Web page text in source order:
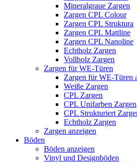
Mineralgraue Zargen
Zargen CPL Colour
Zargen CPL Struktura
Zargen CPL Mattline
Zargen CPL Nanoline
Echtholz Zargen
Vollholz Zargen
Zargen für WE-Türen
Zargen für WE-Türen
Weiße Zargen
CPL Zargen
CPL Unifarben Zargen
CPL Strukturiert
Echtholz Zargen
Zargen anzeigen
Böden
Böden anzeigen
Vinyl und Designböden